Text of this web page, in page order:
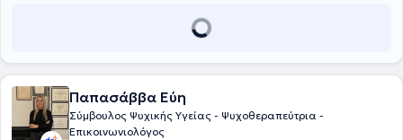
Παπασάββα Εύη
Σύμβουλος Ψυχικής Υγείας - Ψυχοθεραπεύτρια -
Επικοινωνιολόγος